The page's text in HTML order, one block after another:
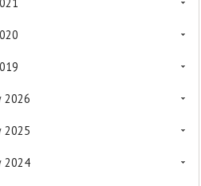
2026
2025
2024